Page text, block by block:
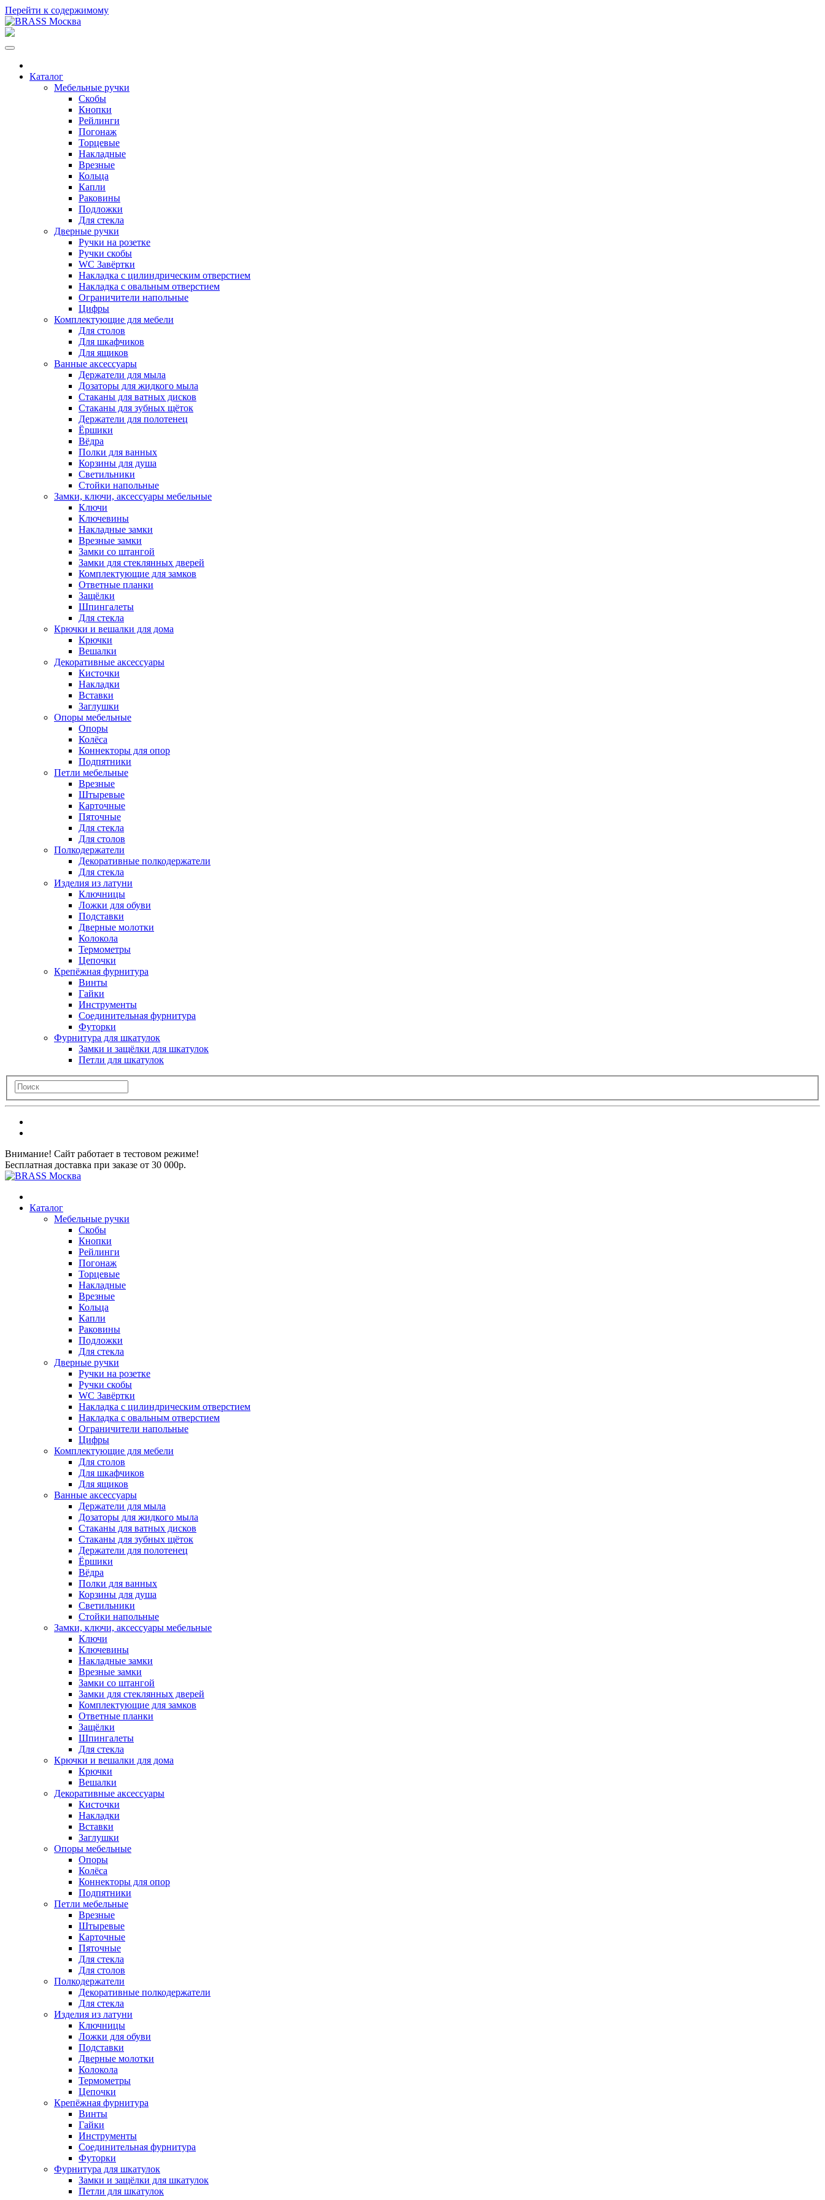
Перейти к содержимому
Каталог
Мебельные ручки
Скобы
Кнопки
Рейлинги
Погонаж
Торцевые
Накладные
Врезные
Кольца
Капли
Раковины
Подложки
Для стекла
Дверные ручки
Ручки на розетке
Ручки скобы
WC Завёртки
Накладка с цилиндрическим отверстием
Накладка с овальным отверстием
Ограничители напольные
Цифры
Комплектующие для мебели
Для столов
Для шкафчиков
Для ящиков
Ванные аксессуары
Держатели для мыла
Дозаторы для жидкого мыла
Стаканы для ватных дисков
Стаканы для зубных щёток
Держатели для полотенец
Ёршики
Вёдра
Полки для ванных
Корзины для душа
Светильники
Стойки напольные
Замки, ключи, аксессуары мебельные
Ключи
Ключевины
Накладные замки
Врезные замки
Замки со штангой
Замки для стеклянных дверей
Комплектующие для замков
Ответные планки
Защёлки
Шпингалеты
Для стекла
Крючки и вешалки для дома
Крючки
Вешалки
Декоративные аксессуары
Кисточки
Накладки
Вставки
Заглушки
Опоры мебельные
Опоры
Колёса
Коннекторы для опор
Подпятники
Петли мебельные
Врезные
Штыревые
Карточные
Пяточные
Для стекла
Для столов
Полкодержатели
Декоративные полкодержатели
Для стекла
Изделия из латуни
Ключницы
Ложки для обуви
Подставки
Дверные молотки
Колокола
Термометры
Цепочки
Крепёжная фурнитура
Винты
Гайки
Инструменты
Соединительная фурнитура
Футорки
Фурнитура для шкатулок
Замки и защёлки для шкатулок
Петли для шкатулок
Внимание! Сайт работает в тестовом режиме!
Бесплатная доставка при заказе от 30 000р.
Каталог
Мебельные ручки
Скобы
Кнопки
Рейлинги
Погонаж
Торцевые
Накладные
Врезные
Кольца
Капли
Раковины
Подложки
Для стекла
Дверные ручки
Ручки на розетке
Ручки скобы
WC Завёртки
Накладка с цилиндрическим отверстием
Накладка с овальным отверстием
Ограничители напольные
Цифры
Комплектующие для мебели
Для столов
Для шкафчиков
Для ящиков
Ванные аксессуары
Держатели для мыла
Дозаторы для жидкого мыла
Стаканы для ватных дисков
Стаканы для зубных щёток
Держатели для полотенец
Ёршики
Вёдра
Полки для ванных
Корзины для душа
Светильники
Стойки напольные
Замки, ключи, аксессуары мебельные
Ключи
Ключевины
Накладные замки
Врезные замки
Замки со штангой
Замки для стеклянных дверей
Комплектующие для замков
Ответные планки
Защёлки
Шпингалеты
Для стекла
Крючки и вешалки для дома
Крючки
Вешалки
Декоративные аксессуары
Кисточки
Накладки
Вставки
Заглушки
Опоры мебельные
Опоры
Колёса
Коннекторы для опор
Подпятники
Петли мебельные
Врезные
Штыревые
Карточные
Пяточные
Для стекла
Для столов
Полкодержатели
Декоративные полкодержатели
Для стекла
Изделия из латуни
Ключницы
Ложки для обуви
Подставки
Дверные молотки
Колокола
Термометры
Цепочки
Крепёжная фурнитура
Винты
Гайки
Инструменты
Соединительная фурнитура
Футорки
Фурнитура для шкатулок
Замки и защёлки для шкатулок
Петли для шкатулок